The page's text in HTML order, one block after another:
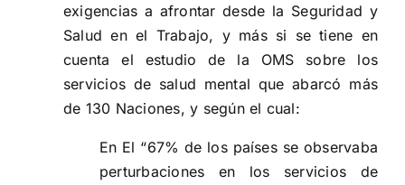
exigencias a afrontar desde la Seguridad y
Salud en el Trabajo, y más si se tiene en
cuenta el estudio de la OMS sobre los
servicios de salud mental que abarcó más
de 130 Naciones, y según el cual:
En El “67% de los países se observaba
perturbaciones en los servicios de